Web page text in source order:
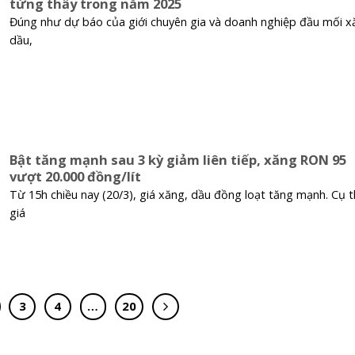
Đúng như dự báo của giới chuyên gia và doanh nghiệp đầu mối
dầu,
Bật tăng mạnh sau 3 kỳ giảm liên tiếp, xăng RON 95
vượt 20.000 đồng/lít
Từ 15h chiều nay (20/3), giá xăng, dầu đồng loạt tăng mạnh. Cụ
giá
3 4 … 20